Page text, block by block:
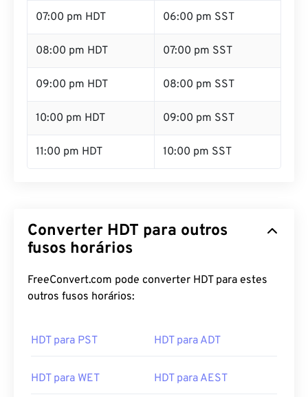
07:00 pm HDT 06:00 pm SST
08:00 pm HDT 07:00 pm SST
09:00 pm HDT 08:00 pm SST
10:00 pm HDT 09:00 pm SST
11:00 pm HDT 10:00 pm SST
Converter HDT para outros
fusos horários
FreeConvert.com pode converter HDT para estes
outros fusos horários:
HDT para PST HDT para ADT
HDT para WET HDT para AEST